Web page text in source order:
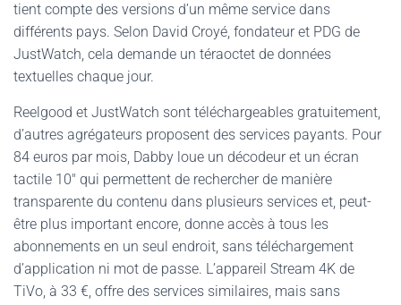
tient compte des versions d’un même service dans
différents pays. Selon David Croyé, fondateur et PDG de
JustWatch, cela demande un téraoctet de données
textuelles chaque jour.
Reelgood et JustWatch sont téléchargeables gratuitement,
d’autres agrégateurs proposent des services payants. Pour
84 euros par mois, Dabby loue un décodeur et un écran
tactile 10″ qui permettent de rechercher de manière
transparente du contenu dans plusieurs services et, peut-
être plus important encore, donne accès à tous les
abonnements en un seul endroit, sans téléchargement
d’application ni mot de passe. L’appareil Stream 4K de
TiVo, à 33 €, offre des services similaires, mais sans